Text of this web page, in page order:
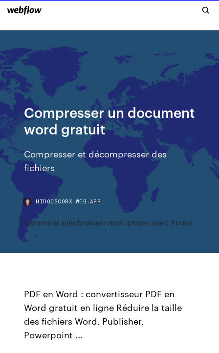
Compresser un document
word gratuit
Compresser et décompresser des
fichiers
HIDOCSCORX.WEB.APP
Comment synchroniser mon iphone avec itunes
PDF en Word : convertisseur PDF en
Word gratuit en ligne Réduire la taille
des fichiers Word, Publisher,
Powerpoint ...